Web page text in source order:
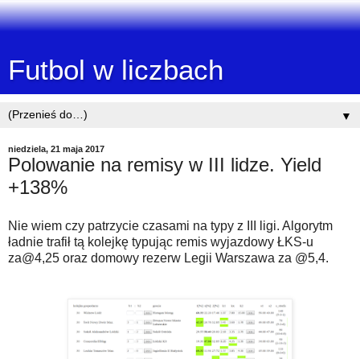
Futbol w liczbach
▼
niedziela, 21 maja 2017
Polowanie na remisy w III lidze. Yield
+138%
Nie wiem czy patrzycie czasami na typy z III ligi. Algorytm
ładnie trafił tą kolejkę typując remis wyjazdowy ŁKS-u
za@4,25 oraz domowy rezerw Legii Warszawa za @5,4.